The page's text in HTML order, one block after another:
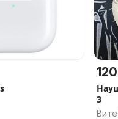
3